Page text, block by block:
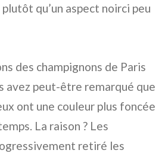
qu’un aspect noirci peu
des champignons de Paris
avez peut-être remarqué que
ont une couleur plus foncée
La raison ? Les
retiré les